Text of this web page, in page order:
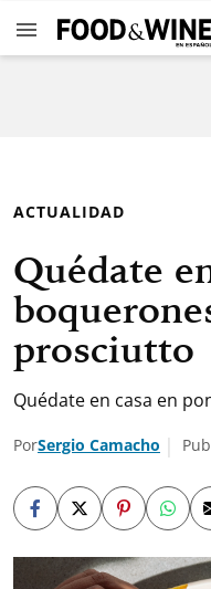
ACTUALIDAD
Quédate
prosciutto
Quédate en casa en
PorSergio Camacho